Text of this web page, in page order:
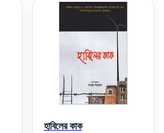
হাবিলের কাক